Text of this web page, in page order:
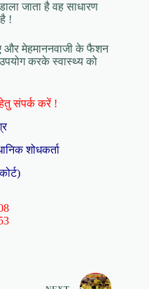
जाता है वह साधारण
!
और मेहमाननवाजी के फैशन
करके स्वास्थ्य को
संपर्क करें !
शोधकर्ता